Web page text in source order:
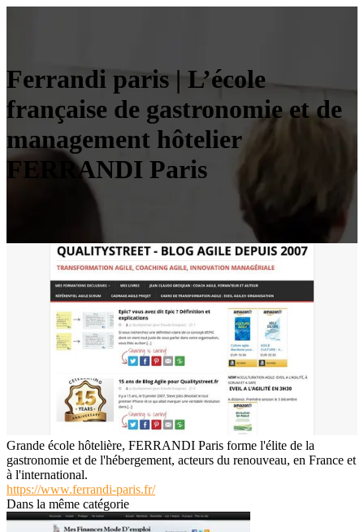
Ferrandi paris | L’école
française de gastronomie et de
management hôtelier
FERRANDI Paris
Grande école hôtelière, FERRANDI Paris forme l'élite de la
gastronomie et de l'hébergement, acteurs du renouveau, en France et
à l'international.
https://www.ferrandi-paris.fr/
Dans la même catégorie